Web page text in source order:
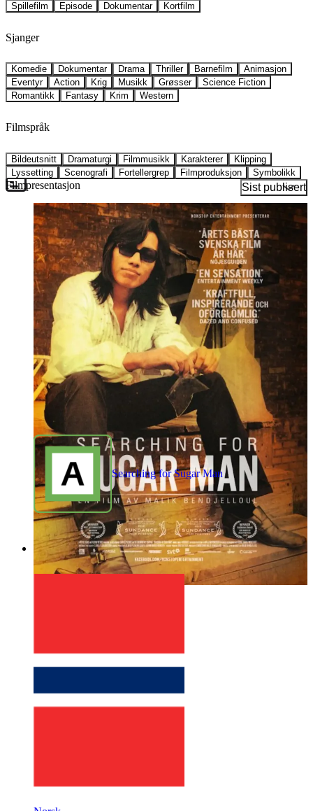
Spillefilm Episode Dokumentar Kortfilm
Sjanger
Komedie Dokumentar Drama Thriller Barnefilm
Animasjon
Eventyr
Action Krig Musikk Grøsser
Science Fiction
Romantikk
Fantasy Krim Western
Filmspråk
Bildeutsnitt Dramaturgi Filmmusikk Karakterer
Klipping
Lyssetting
Scenografi Fortellergrep Filmproduksjon Symbolikk
Sist publisert
Filmpresentasjon
Searching for Sugar Man
1